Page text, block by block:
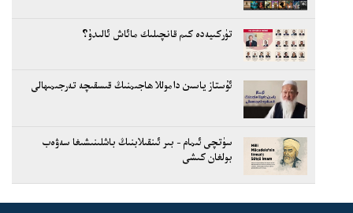
تۈركىيەدە كىم قانچىلىك مائاش ئالىدۇ؟
ئۇستاز ياسىن داموللا ھاجىمنىڭ قىسقىچە تەرجىمىھالى
سۈتچى ئىمام - بىر ئىنقىلابنىڭ باشلىنىشىغا سەۋەب
بولغان كىشى